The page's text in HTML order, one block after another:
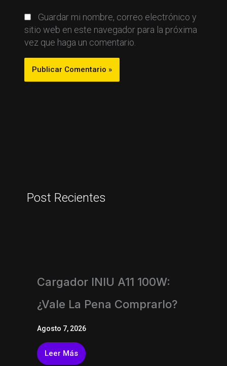
Guardar mi nombre, correo electrónico y
sitio web en este navegador para la próxima
vez que haga un comentario.
Post Recientes
Cargador INIU A11 100W:
¿vale La Pena Comprarlo?
Agosto 7, 2026
Leer Más